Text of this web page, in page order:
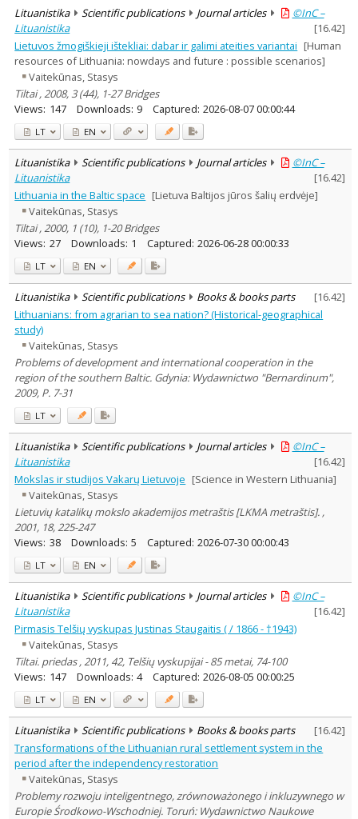
Lituanistika Scientific publications Journal articles
©InC –
Lituanistika
[16.42]
Lietuvos žmogiškieji ištekliai: dabar ir galimi ateities variantai [Human
resources of Lithuania: nowdays and future : possible scenarios]
Vaitekūnas, Stasys
Tiltai , 2008, 3 (44), 1-27 Bridges
Views: 147 Downloads: 9 Captured: 2026-08-07 00:00:44
LT EN
Lituanistika Scientific publications Journal articles
©InC –
Lituanistika
[16.42]
Lithuania in the Baltic space [Lietuva Baltijos jūros šalių erdvėje]
Vaitekūnas, Stasys
Tiltai , 2000, 1 (10), 1-20 Bridges
Views: 27 Downloads: 1 Captured: 2026-06-28 00:00:33
LT EN
Lituanistika Scientific publications Books & books parts [16.42]
Lithuanians: from agrarian to sea nation? (Historical-geographical
study)
Vaitekūnas, Stasys
Problems of development and international cooperation in the
region of the southern Baltic. Gdynia: Wydawnictwo "Bernardinum",
2009, P. 7-31
LT
Lituanistika Scientific publications Journal articles
©InC –
Lituanistika
[16.42]
Mokslas ir studijos Vakarų Lietuvoje [Science in Western Lithuania]
Vaitekūnas, Stasys
Lietuvių katalikų mokslo akademijos metraštis [LKMA metraštis]. ,
2001, 18, 225-247
Views: 38 Downloads: 5 Captured: 2026-07-30 00:00:43
LT EN
Lituanistika Scientific publications Journal articles
©InC –
Lituanistika
[16.42]
Pirmasis Telšių vyskupas Justinas Staugaitis ( / 1866 - †1943)
Vaitekūnas, Stasys
Tiltai. priedas , 2011, 42, Telšių vyskupijai - 85 metai, 74-100
Views: 147 Downloads: 4 Captured: 2026-08-05 00:00:25
LT EN
Lituanistika Scientific publications Books & books parts [16.42]
Transformations of the Lithuanian rural settlement system in the
period after the independency restoration
Vaitekūnas, Stasys
Problemy rozwoju inteligentnego, zrównoważonego i inkluzywnego w
Europie Środkowo-Wschodniej. Toruń: Wydawnictwo Naukowe